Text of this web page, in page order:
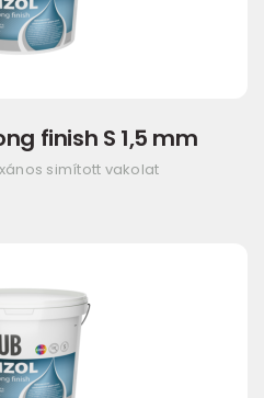
finish S 1,5 mm
simított vakolat